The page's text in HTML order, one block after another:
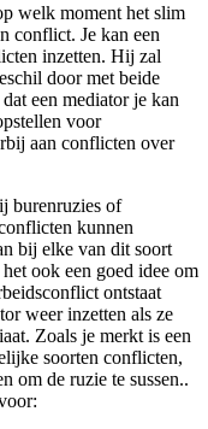
welk moment het slim
conflict. Je kan een
inzetten. Hij zal
door met beide
een mediator je kan
voor
aan conflicten over
burenruzies of
kunnen
bij elke van dit soort
ook een goed idee om
ontstaat
weer inzetten als ze
Zoals je merkt is een
soorten conflicten,
om de ruzie te sussen..